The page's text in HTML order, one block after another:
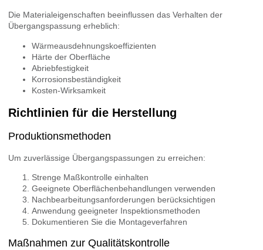
Die Materialeigenschaften beeinflussen das Verhalten der
Übergangspassung erheblich:
Wärmeausdehnungskoeffizienten
Härte der Oberfläche
Abriebfestigkeit
Korrosionsbeständigkeit
Kosten-Wirksamkeit
Richtlinien für die Herstellung
Produktionsmethoden
Um zuverlässige Übergangspassungen zu erreichen:
Strenge Maßkontrolle einhalten
Geeignete Oberflächenbehandlungen verwenden
Nachbearbeitungsanforderungen berücksichtigen
Anwendung geeigneter Inspektionsmethoden
Dokumentieren Sie die Montageverfahren
Maßnahmen zur Qualitätskontrolle